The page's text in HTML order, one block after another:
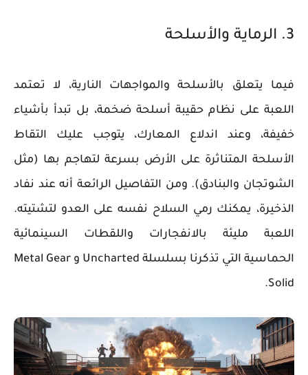
3. الرماية والأسلحة
فيما يتعلق بالأسلحة والمواجهات النارية، لا تعتمد
اللعبة على نظام حقيبة أسلحة ضخمة، بل تبدأ بأشياء
خفيفة، وعند اندلاع المعارك، يتوجب عليك التقاط
الأسلحة المتناثرة على الأرض بسرعة لتهاجم بها (مثل
الشوتجان والبنادق). ومن التفاصيل الرائعة أنه عند نفاد
الذخيرة، يمكنك رمي السلاح نفسه على العدو لتشتيته.
اللعبة مليئة بالانفجارات واللقطات السينمائية
الحماسية التي تذكرنا بسلسلة Uncharted و Metal Gear
Solid.